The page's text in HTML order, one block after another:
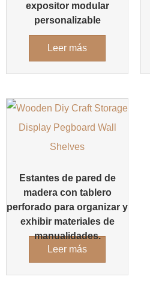
expositor modular
personalizable
Leer más
Estantes de pared de
madera con tablero
perforado para organizar y
exhibir materiales de
manualidades.
Leer más